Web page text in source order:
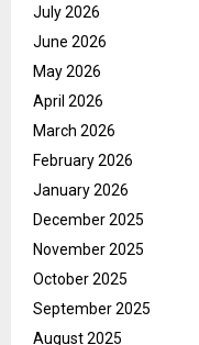
July 2026
June 2026
May 2026
April 2026
March 2026
February 2026
January 2026
December 2025
November 2025
October 2025
September 2025
August 2025